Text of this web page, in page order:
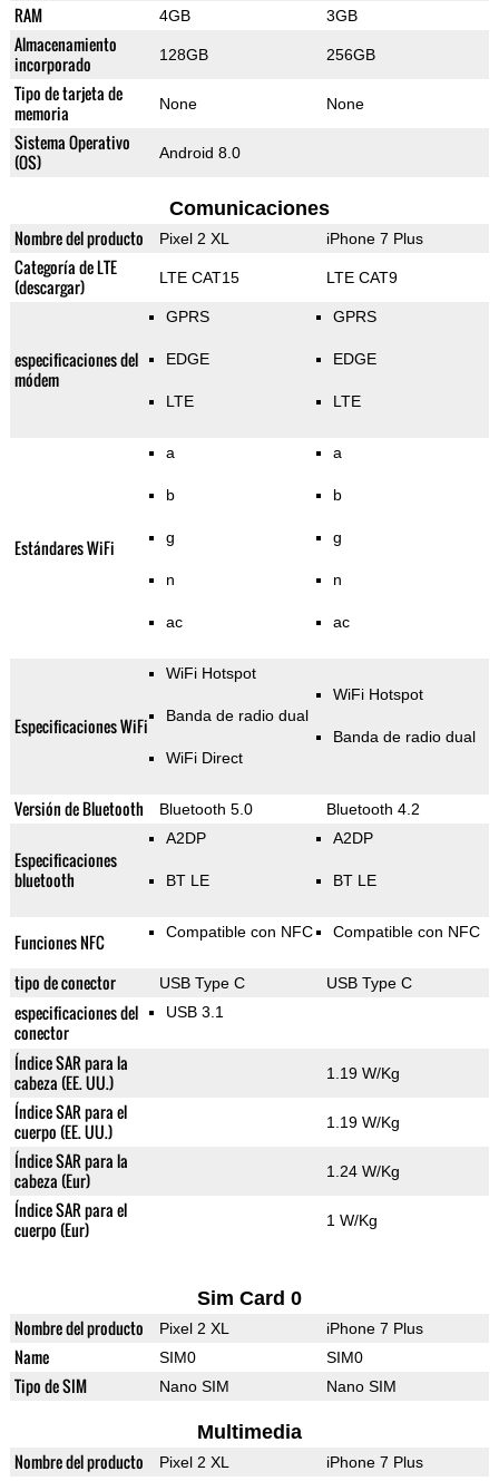
RAM 4GB 3GB
Almacenamiento
incorporado
128GB 256GB
Tipo de tarjeta de
memoria
None None
Sistema Operativo
(OS)
Android 8.0
Comunicaciones
Nombre del producto Pixel 2 XL iPhone 7 Plus
Categoría de LTE
(descargar)
LTE CAT15 LTE CAT9
especificaciones del
módem
GPRS
EDGE
LTE
GPRS
EDGE
LTE
Estándares WiFi
a
b
g
n
ac
a
b
g
n
ac
Especificaciones WiFi
WiFi Hotspot
Banda de radio dual
WiFi Direct
WiFi Hotspot
Banda de radio dual
Versión de Bluetooth Bluetooth 5.0 Bluetooth 4.2
Especificaciones
bluetooth
A2DP
BT LE
A2DP
BT LE
Funciones NFC Compatible con NFC Compatible con NFC
tipo de conector USB Type C USB Type C
especificaciones del
conector
USB 3.1
Índice SAR para la
cabeza (EE. UU.)
1.19 W/Kg
Índice SAR para el
cuerpo (EE. UU.)
1.19 W/Kg
Índice SAR para la
cabeza (Eur)
1.24 W/Kg
Índice SAR para el
cuerpo (Eur)
1 W/Kg
Sim Card 0
Nombre del producto Pixel 2 XL iPhone 7 Plus
Name SIM0 SIM0
Tipo de SIM Nano SIM Nano SIM
Multimedia
Nombre del producto Pixel 2 XL iPhone 7 Plus